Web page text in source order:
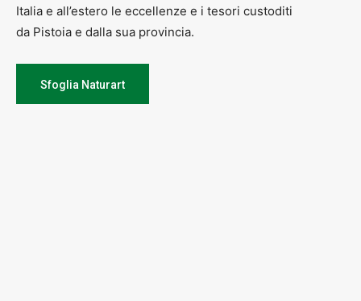
Italia e all’estero le eccellenze e i tesori custoditi
da Pistoia e dalla sua provincia.
Sfoglia Naturart